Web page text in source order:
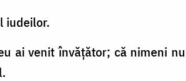
iudeilor.
ai venit învăţător; că nimeni nu